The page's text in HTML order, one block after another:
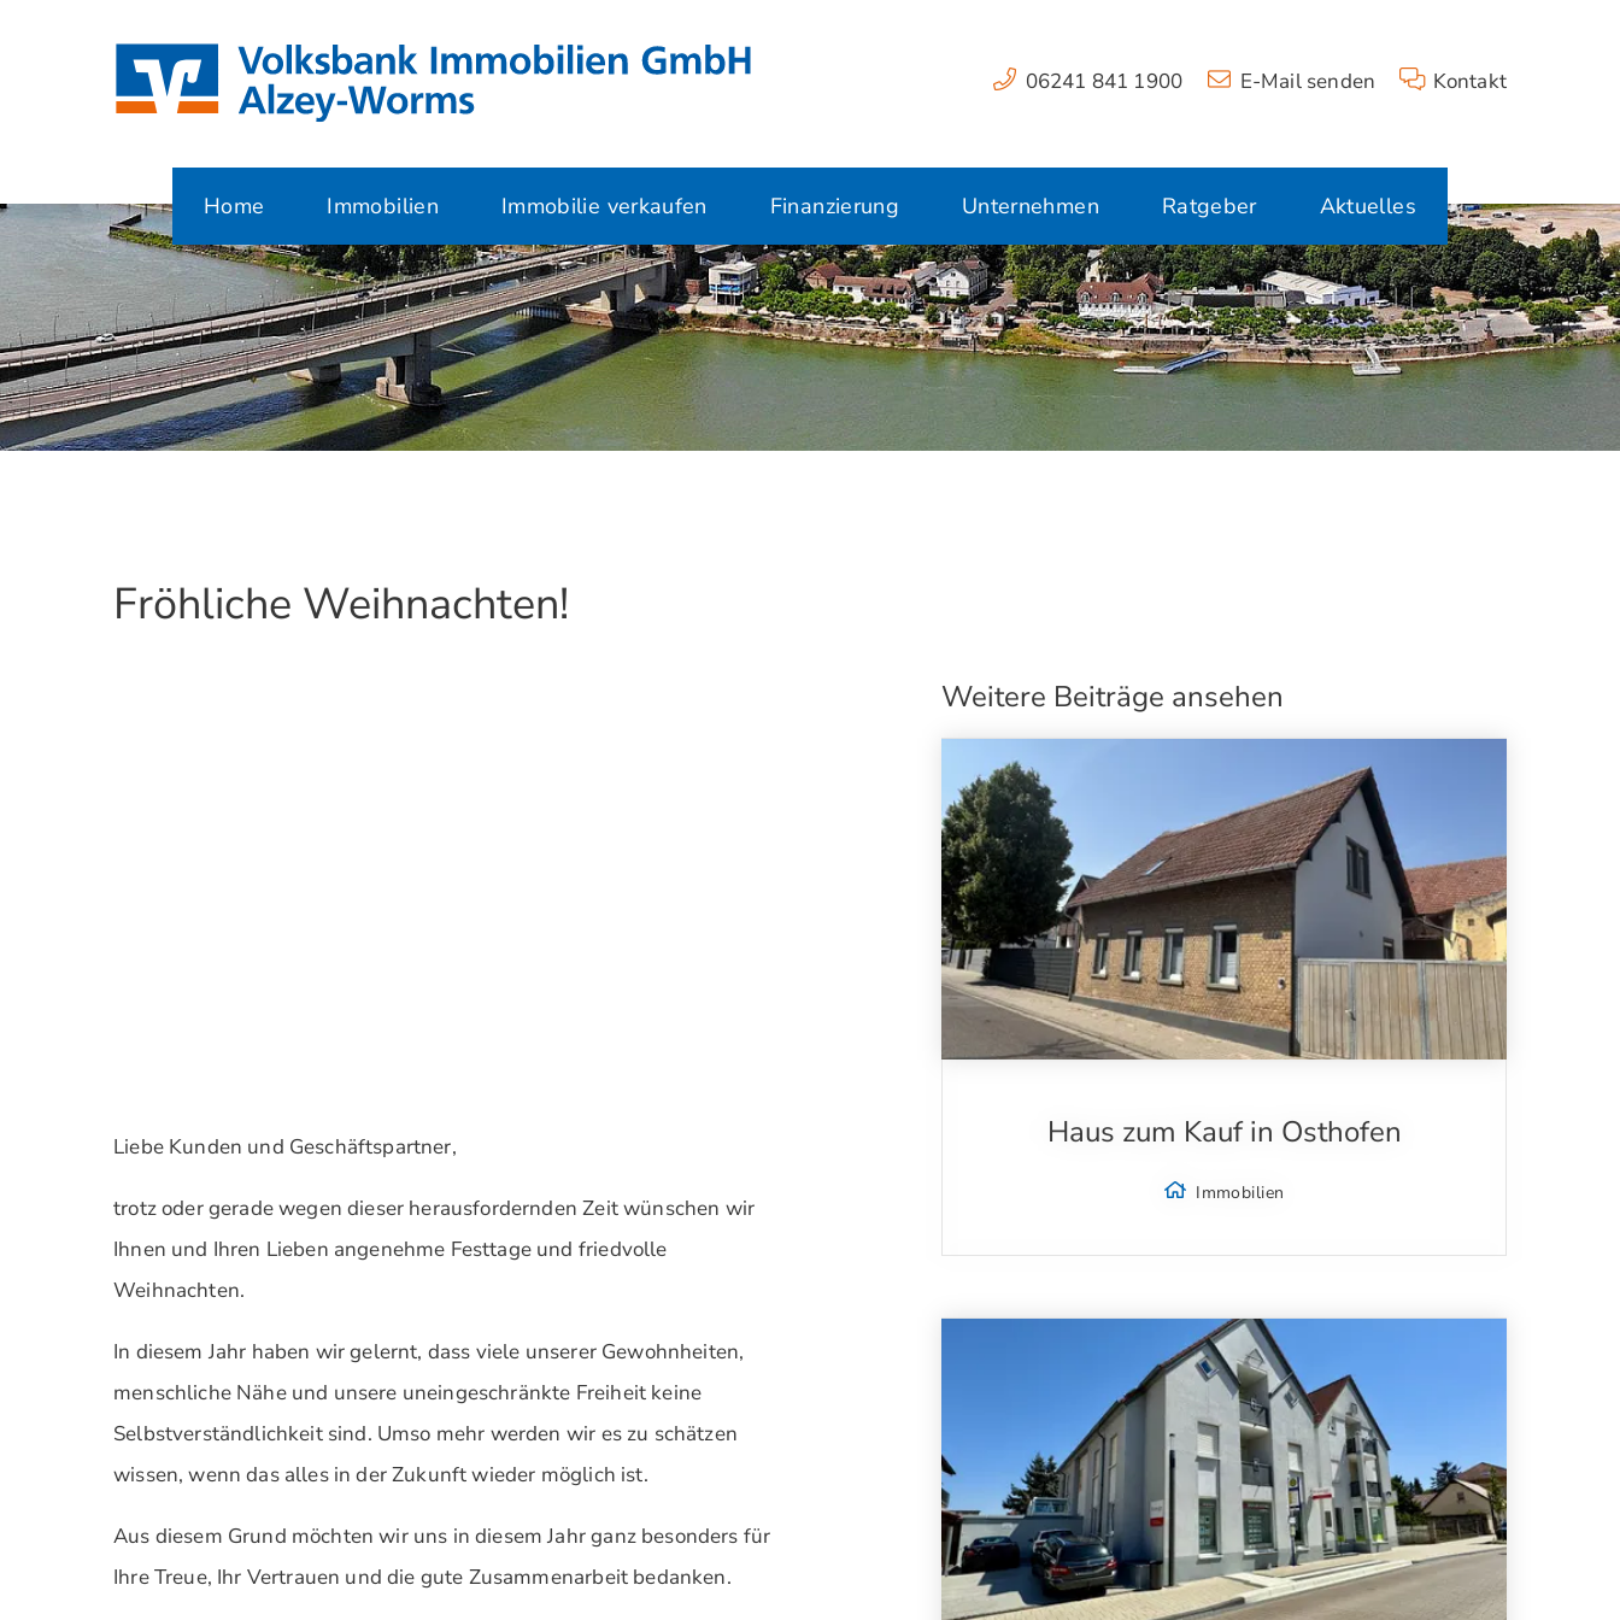
06241 841 1900 E-Mail senden Kontakt
Home Immobilien Immobilie verkaufen Finanzierung Unternehmen Ratgeber Aktuelles
Fröhliche Weihnachten!
Liebe Kunden und Geschäftspartner,
trotz oder gerade wegen dieser herausfordernden Zeit wünschen wir
Ihnen und Ihren Lieben angenehme Festtage und friedvolle
Weihnachten.
In diesem Jahr haben wir gelernt, dass viele unserer Gewohnheiten,
menschliche Nähe und unsere uneingeschränkte Freiheit keine
Selbstverständlichkeit sind. Umso mehr werden wir es zu schätzen
wissen, wenn das alles in der Zukunft wieder möglich ist.
Aus diesem Grund möchten wir uns in diesem Jahr ganz besonders für
Ihre Treue, Ihr Vertrauen und die gute Zusammenarbeit bedanken.
Weitere Beiträge ansehen
Haus zum Kauf in Osthofen
Immobilien